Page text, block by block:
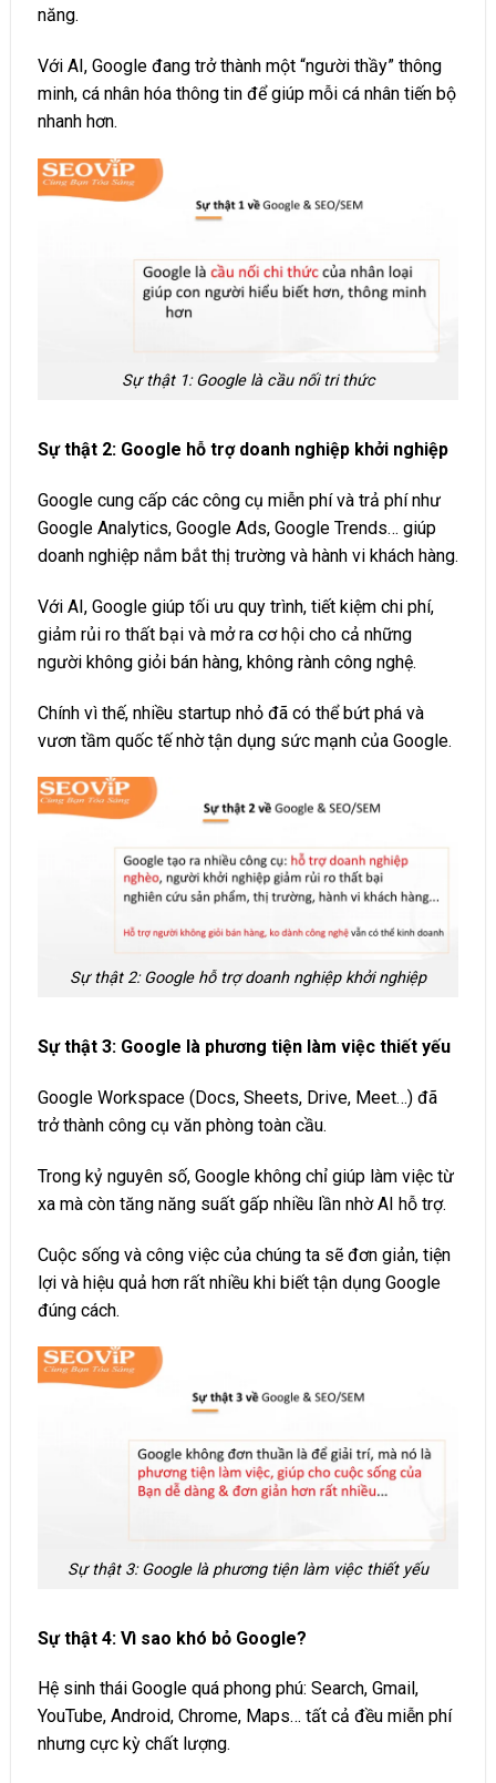
năng.
Với AI, Google đang trở thành một “người thầy” thông
minh, cá nhân hóa thông tin để giúp mỗi cá nhân tiến bộ
nhanh hơn.
Sự thật 1: Google là cầu nối tri thức
Sự thật 2: Google hỗ trợ doanh nghiệp khởi nghiệp
Google cung cấp các công cụ miễn phí và trả phí như
Google Analytics, Google Ads, Google Trends… giúp
doanh nghiệp nắm bắt thị trường và hành vi khách hàng.
Với AI, Google giúp tối ưu quy trình, tiết kiệm chi phí,
giảm rủi ro thất bại và mở ra cơ hội cho cả những
người không giỏi bán hàng, không rành công nghệ.
Chính vì thế, nhiều startup nhỏ đã có thể bứt phá và
vươn tầm quốc tế nhờ tận dụng sức mạnh của Google.
Sự thật 2: Google hỗ trợ doanh nghiệp khởi nghiệp
Sự thật 3: Google là phương tiện làm việc thiết yếu
Google Workspace (Docs, Sheets, Drive, Meet…) đã
trở thành công cụ văn phòng toàn cầu.
Trong kỷ nguyên số, Google không chỉ giúp làm việc từ
xa mà còn tăng năng suất gấp nhiều lần nhờ AI hỗ trợ.
Cuộc sống và công việc của chúng ta sẽ đơn giản, tiện
lợi và hiệu quả hơn rất nhiều khi biết tận dụng Google
đúng cách.
Sự thật 3: Google là phương tiện làm việc thiết yếu
Sự thật 4: Vì sao khó bỏ Google?
Hệ sinh thái Google quá phong phú: Search, Gmail,
YouTube, Android, Chrome, Maps… tất cả đều miễn phí
nhưng cực kỳ chất lượng.